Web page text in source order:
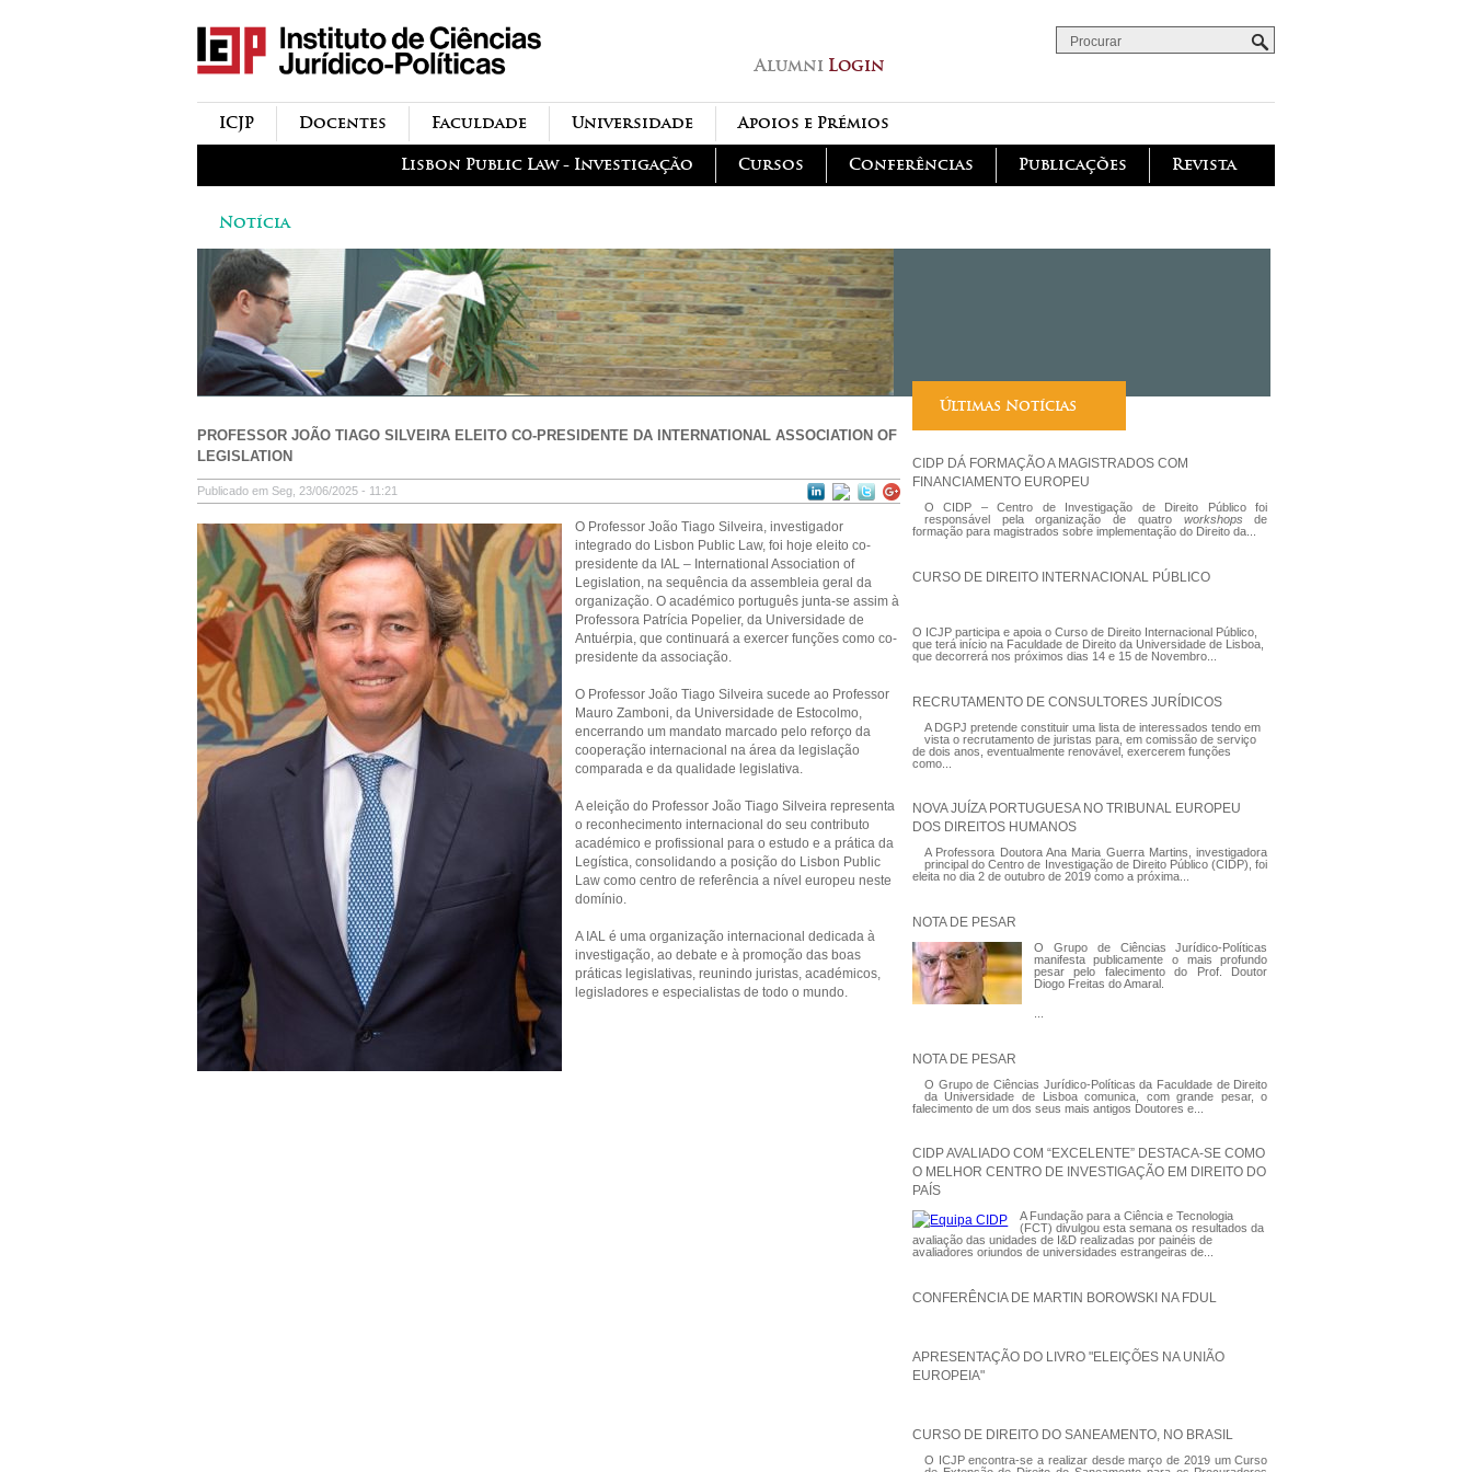
icjp
Alumni Login
Formulário de procura
menu-institucional Apoios e Prémios
Universidade
Faculdade
Docentes
ICJP
Revista
Publicações
Conferências
Cursos
Lisbon Public Law - Investigação
Notícia
PROFESSOR JOÃO TIAGO SILVEIRA ELEITO CO-PRESIDENTE DA INTERNATIONAL ASSOCIATION OF
LEGISLATION
Publicado em Seg, 23/06/2025 - 11:21
O Professor João Tiago Silveira, investigador
integrado do Lisbon Public Law, foi hoje eleito co-
presidente da IAL – International Association of
Legislation, na sequência da assembleia geral da
organização. O académico português junta-se assim à
Professora Patrícia Popelier, da Universidade de
Antuérpia, que continuará a exercer funções como co-
presidente da associação.
O Professor João Tiago Silveira sucede ao Professor
Mauro Zamboni, da Universidade de Estocolmo,
encerrando um mandato marcado pelo reforço da
cooperação internacional na área da legislação
comparada e da qualidade legislativa.
A eleição do Professor João Tiago Silveira representa
o reconhecimento internacional do seu contributo
académico e profissional para o estudo e a prática da
Legística, consolidando a posição do Lisbon Public
Law como centro de referência a nível europeu neste
domínio.
A IAL é uma organização internacional dedicada à
investigação, ao debate e à promoção das boas
práticas legislativas, reunindo juristas, académicos,
legisladores e especialistas de todo o mundo.
Últimas Notícias
CIDP DÁ FORMAÇÃO A MAGISTRADOS COM
FINANCIAMENTO EUROPEU
O CIDP – Centro de Investigação de Direito Público foi
responsável pela organização de quatro workshopsde
formação para magistrados sobre implementação do Direito da...
CURSO DE DIREITO INTERNACIONAL PÚBLICO
O ICJP participa e apoia o Curso de Direito Internacional Público,
que terá início na Faculdade de Direito da Universidade de Lisboa,
que decorrerá nos próximos dias 14 e 15 de Novembro...
RECRUTAMENTO DE CONSULTORES JURÍDICOS
A DGPJ pretende constituir uma lista de interessados tendo em
vista o recrutamento de juristas para, em comissão de serviço
de dois anos, eventualmente renovável, exercerem funções
como...
NOVA JUÍZA PORTUGUESA NO TRIBUNAL EUROPEU
DOS DIREITOS HUMANOS
A Professora Doutora Ana Maria Guerra Martins, investigadora
principal do Centro de Investigação de Direito Público (CIDP), foi
eleita no dia 2 de outubro de 2019 como a próxima...
NOTA DE PESAR
O Grupo de Ciências Jurídico-Políticas
manifesta publicamente o mais profundo
pesar pelo falecimento do Prof. Doutor
Diogo Freitas do Amaral.
NOTA DE PESAR
O Grupo de Ciências Jurídico-Políticas da Faculdade de Direito
da Universidade de Lisboa comunica, com grande pesar, o
falecimento de um dos seus mais antigos Doutores e...
CIDP AVALIADO COM “EXCELENTE” DESTACA-SE COMO
O MELHOR CENTRO DE INVESTIGAÇÃO EM DIREITO DO
PAÍS
A Fundação para a Ciência e Tecnologia
(FCT) divulgou esta semana os resultados da
avaliação das unidades de I&D realizadas por painéis de
avaliadores oriundos de universidades estrangeiras de...
CONFERÊNCIA DE MARTIN BOROWSKI NA FDUL
APRESENTAÇÃO DO LIVRO "ELEIÇÕES NA UNIÃO
EUROPEIA"
CURSO DE DIREITO DO SANEAMENTO, NO BRASIL
O ICJP encontra-se a realizar desde março de 2019 um Curso